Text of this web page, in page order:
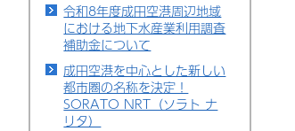
令和8年度成田空港周辺地域
における地下水産業利用調査
補助金について
成田空港を中心とした新しい
都市圏の名称を決定！
SORATO NRT（ソラト ナ
リタ）